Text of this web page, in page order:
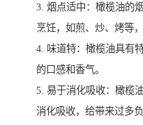
3. 烟点适中：橄榄油的
烹饪，如煎、炒、烤等
4. 味道特：橄榄油具有
的口感和香气。
5. 易于消化吸收：橄榄
消化吸收，给带来过多负